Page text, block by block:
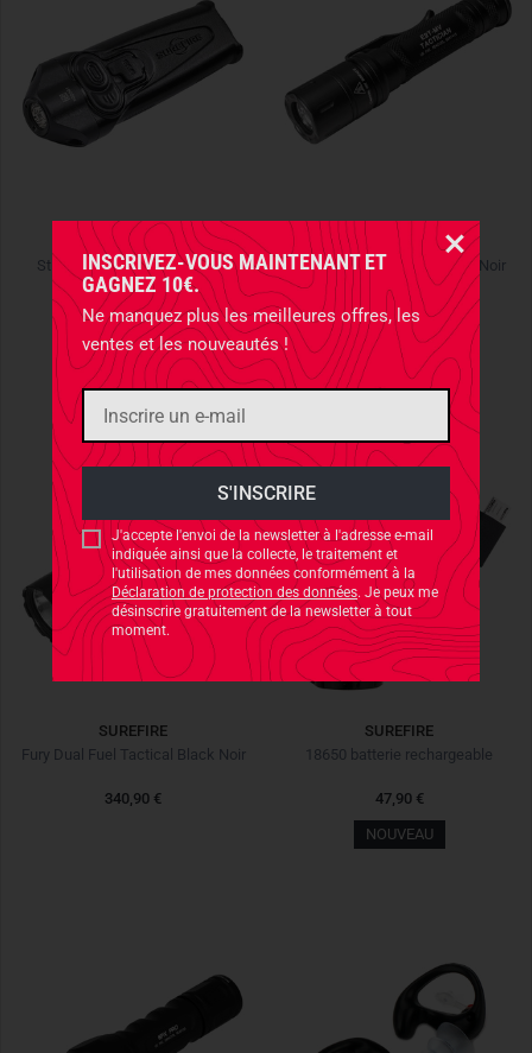
INSCRIVEZ-VOUS MAINTENANT ET
GAGNEZ 10€.
Ne manquez plus les meilleures offres, les
ventes et les nouveautés !
J'accepte l'envoi de la newsletter à l'adresse e-mail
indiquée ainsi que la collecte, le traitement et
l'utilisation de mes données conformément à la
Déclaration de protection des données. Je peux me
désinscrire gratuitement de la newsletter à tout
moment.
SUREFIRE
Stiletto MaxVision Black Noir
169,90 €
SUREFIRE
Tactican Dual Output Black Noir
301,90 €
SUREFIRE
Fury Dual Fuel Tactical Black Noir
340,90 €
SUREFIRE
18650 batterie rechargeable
47,90 €
NOUVEAU